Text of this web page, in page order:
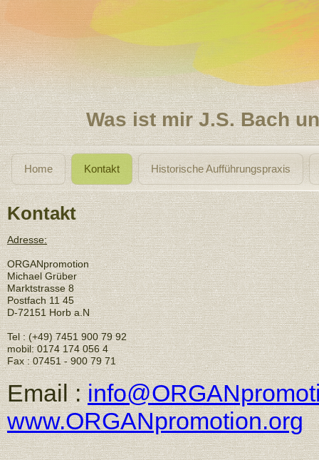
Was ist mir J.S. Bach
Home Kontakt Historische Aufführungspraxis
Kontakt
Adresse:
ORGANpromotion
Michael Grüber
Marktstrasse 8
Postfach 11 45
D-72151 Horb a.N
Tel : (+49) 7451 900 79 92
mobil: 0174 174 056 4
Fax : 07451 - 900 79 71
Email :
www.ORGANpromotion.org